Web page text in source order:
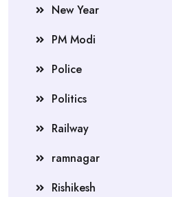
New Year
PM Modi
Police
Politics
Railway
ramnagar
Rishikesh